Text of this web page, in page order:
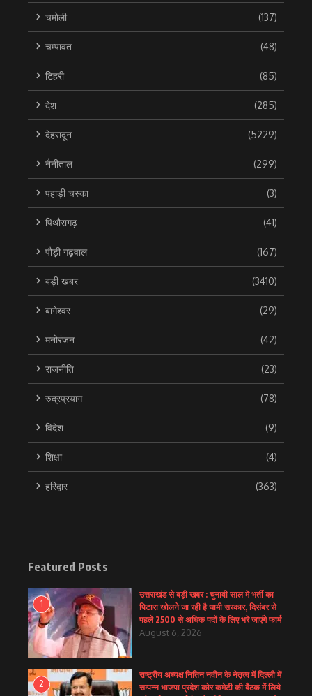
चमोली (137)
चम्पावत (48)
टिहरी (85)
देश (285)
देहरादून (5229)
नैनीताल (299)
पहाड़ी चस्का (3)
पिथौरागढ़ (41)
पौड़ी गढ़वाल (167)
बड़ी खबर (3410)
बागेश्वर (29)
मनोरंजन (42)
राजनीति (23)
रुद्रप्रयाग (78)
विदेश (9)
शिक्षा (4)
हरिद्वार (363)
Featured Posts
1
उत्तराखंड से बड़ी खबर : चुनावी साल में भर्ती का
पिटारा खोलने जा रही है धामी सरकार, दिसंबर से
पहले 2500 से अधिक पदों के लिए भरे जाएंगे फार्म
August 6, 2026
2
राष्ट्रीय अध्यक्ष नितिन नवीन के नेतृत्व में दिल्ली में
सम्पन्न भाजपा प्रदेश कोर कमेटी की बैठक में लिये